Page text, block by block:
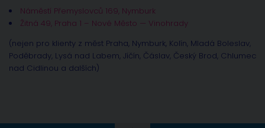
Náměstí Přemyslovců 169, Nymburk
Žitná 49, Praha 1 – Nové Město — Vinohrady
(nejen pro klienty z měst Praha, Nymburk, Kolín, Mladá Boleslav,
Poděbrady, Lysá nad Labem, Jíčín, Čáslav, Český Brod, Chlumec
nad Cidlinou a dalších)